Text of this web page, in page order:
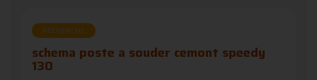
RECHERCHE
schema poste a souder cemont speedy
130